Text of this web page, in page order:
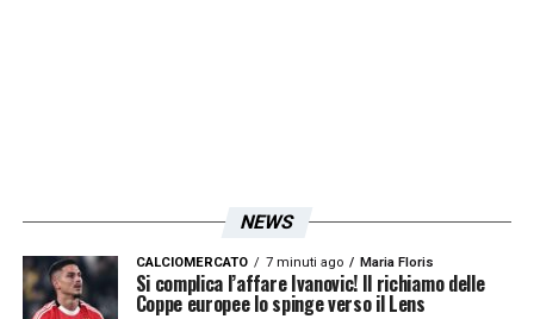
NEWS
CALCIOMERCATO 7 minuti ago Maria Floris
Si complica l’affare Ivanovic! Il richiamo delle
Coppe europee lo spinge verso il Lens